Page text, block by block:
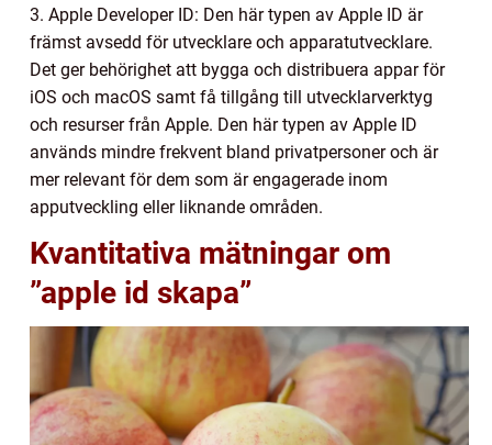
3. Apple Developer ID: Den här typen av Apple ID är
främst avsedd för utvecklare och apparatutvecklare.
Det ger behörighet att bygga och distribuera appar för
iOS och macOS samt få tillgång till utvecklarverktyg
och resurser från Apple. Den här typen av Apple ID
används mindre frekvent bland privatpersoner och är
mer relevant för dem som är engagerade inom
apputveckling eller liknande områden.
Kvantitativa mätningar om
”apple id skapa”